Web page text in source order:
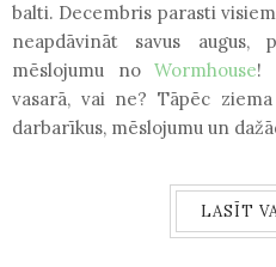
balti. Decembris parasti
neapdāvināt savus
mēslojumu no Wormhouse!
vasarā, vai ne? Tāpēc
darbarīkus, mēslojumu un
LASĪT